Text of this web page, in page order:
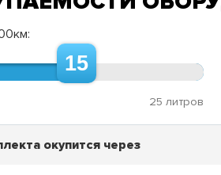
15
25 литров
окупится через